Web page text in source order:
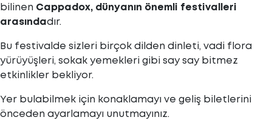
bilinen Cappadox, dünyanın önemli festivalleri
arasındadır.
Bu festivalde sizleri birçok dilden dinleti, vadi flora
yürüyüşleri, sokak yemekleri gibi say say bitmez
etkinlikler bekliyor.
Yer bulabilmek için konaklamayı ve geliş biletlerini
önceden ayarlamayı unutmayınız.